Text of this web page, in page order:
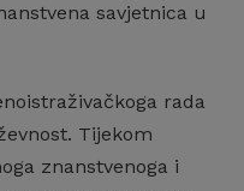
savjetnica u
rada
Tijekom
znanstvenoga i